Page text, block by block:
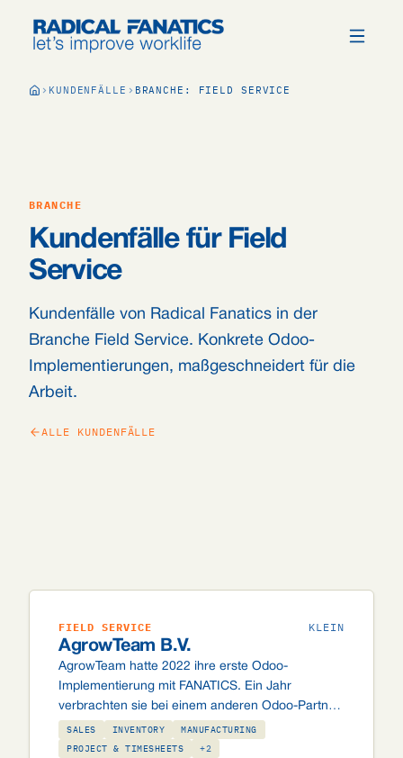
KUNDENFÄLLE BRANCHE: FIELD SERVICE
BRANCHE
Kundenfälle für Field
Service
Kundenfälle von Radical Fanatics in der
Branche Field Service. Konkrete Odoo-
Implementierungen, maßgeschneidert für die
Arbeit.
ALLE KUNDENFÄLLE
FIELD SERVICE KLEIN
AgrowTeam B.V.
AgrowTeam hatte 2022 ihre erste Odoo-
Implementierung mit FANATICS. Ein Jahr
verbrachten sie bei einem anderen Odoo-Partner.
2025 kehrten sie zurück. Ein ehrlicher Bericht
darüber, was eine gute Odoo-Partnerschaft in
SALES INVENTORY
MANUFACTURING
PROJECT & TIMESHEETS
+2